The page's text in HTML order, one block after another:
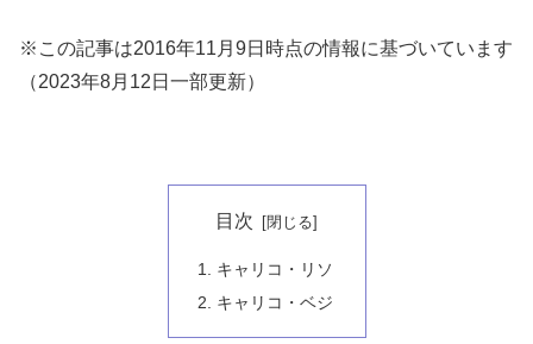
※この記事は2016年11月9日時点の情報に基づいています
（2023年8月12日一部更新）
目次
キャリコ・リソ
キャリコ・ベジ